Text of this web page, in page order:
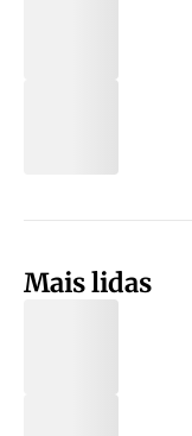
Mais lidas